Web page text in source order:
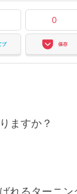
ブ
0
保存
ますか？